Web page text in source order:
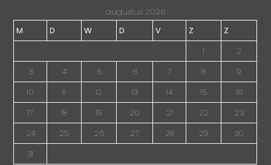
augustus 2026
M
D W D V Z
Z
1
2
3
4 5 6 7 8
9
10
11 12 13 14 15
16
17
18 19 20 21 22
23
24
25 26 27 28 29
30
31